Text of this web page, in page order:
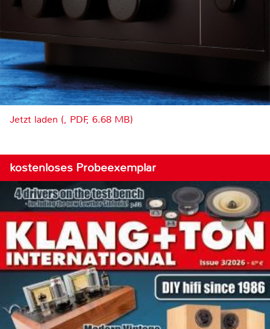
Jetzt laden (, PDF, 6.68 MB)
kostenloses Probeexemplar